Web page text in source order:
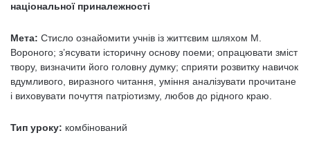
національної приналежності
Мета: Стисло ознайомити учнів із життєвим шляхом М.
Вороного; з’ясувати історичну основу поеми; опрацювати зміст
твору, визначити його головну думку; сприяти розвитку навичок
вдумливого, виразного читання, уміння аналізувати прочитане
і виховувати почуття патріотизму, любов до рідного краю.
Тип уроку: комбінований